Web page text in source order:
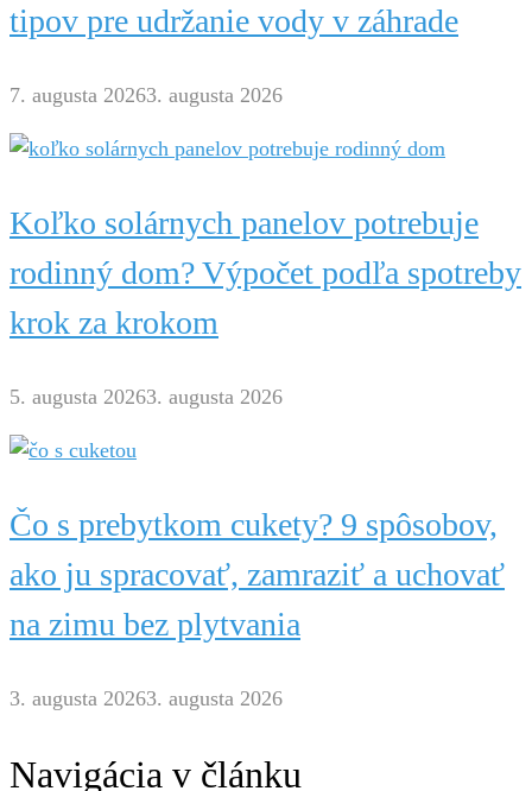
tipov pre udržanie vody v záhrade
7. augusta 20263. augusta 2026
Koľko solárnych panelov potrebuje
rodinný dom? Výpočet podľa spotreby
krok za krokom
5. augusta 20263. augusta 2026
Čo s prebytkom cukety? 9 spôsobov,
ako ju spracovať, zamraziť a uchovať
na zimu bez plytvania
3. augusta 20263. augusta 2026
Navigácia v článku